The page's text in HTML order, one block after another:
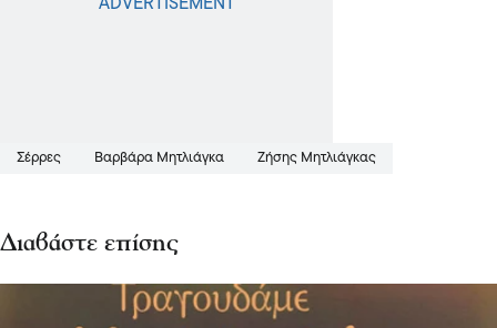
Σέρρες Βαρβάρα Μητλιάγκα Ζήσης Μητλιάγκας
Διαβάστε επίσης